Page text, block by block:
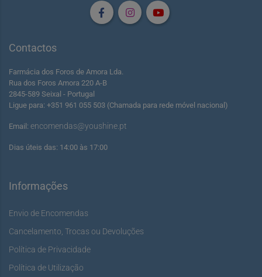
Contactos
Farmácia dos Foros de Amora Lda.
Rua dos Foros Amora 220 A-B
2845-589 Seixal - Portugal
Ligue para: +351 961 055 503 (Chamada para rede móvel nacional)
Email: encomendas@youshine.pt
Dias úteis das: 14:00 às 17:00
Informações
Envio de Encomendas
Cancelamento, Trocas ou Devoluções
Política de Privacidade
Política de Utilização